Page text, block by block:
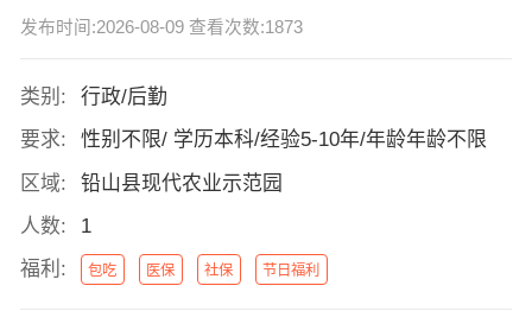
发布时间:2026-08-09 查看次数:1873
类别:
行政/后勤
要求:
性别不限/ 学历本科/经验5-10年/年龄年龄不限
区域:
铅山县现代农业示范园
人数:
1
福利:
包吃 医保 社保 节日福利